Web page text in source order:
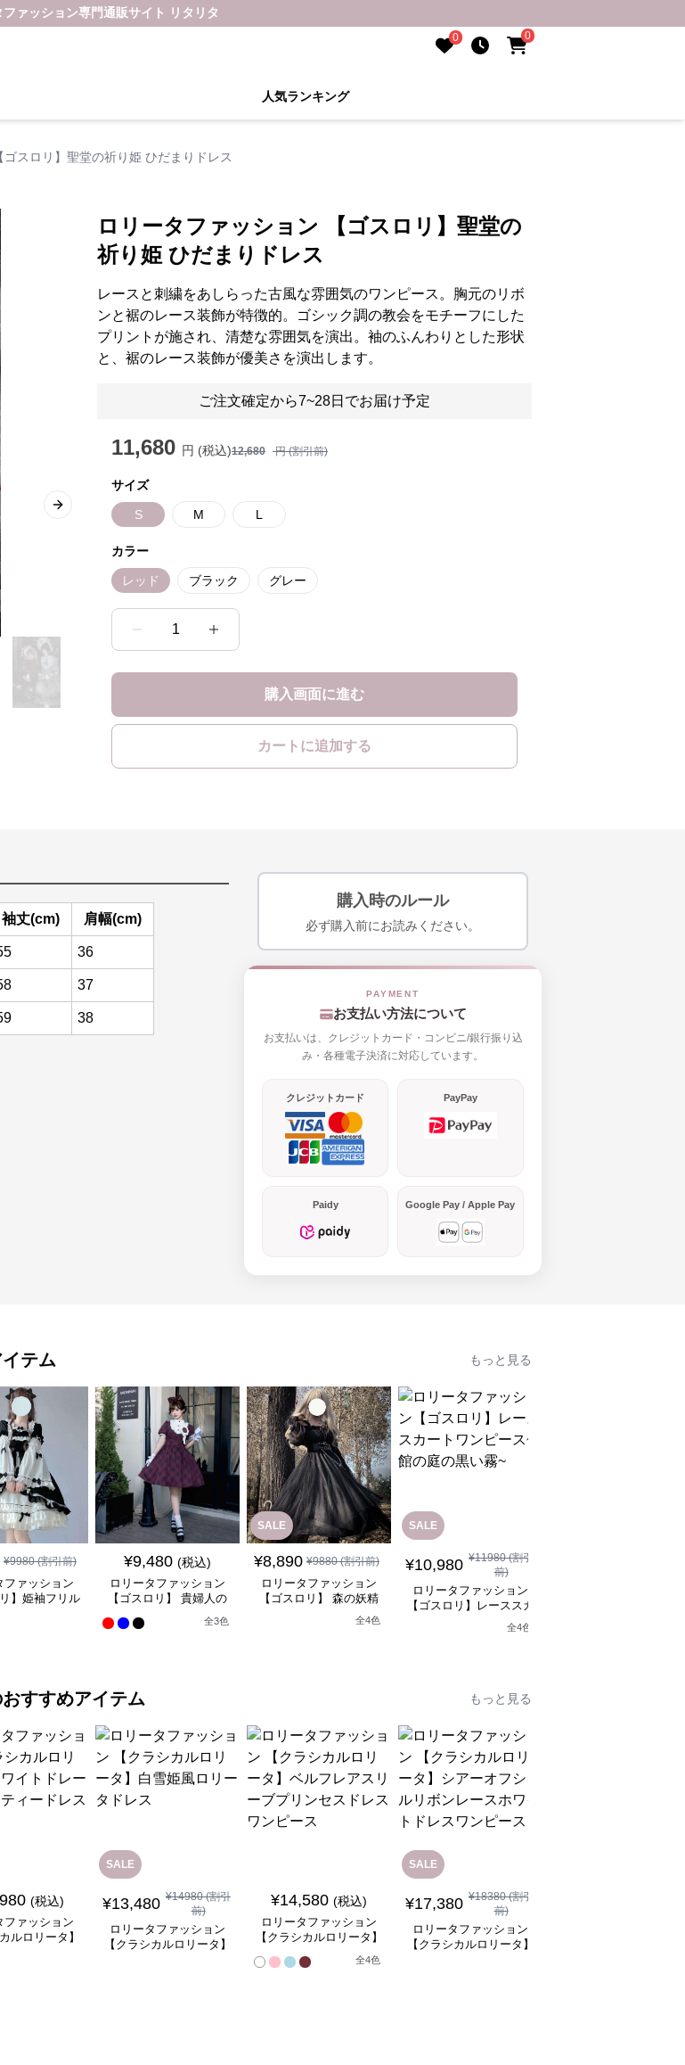
ファッション専門通販サイト リタリタ
0 0
人気ランキング
スロリ】聖堂の祈り姫 ひだまりドレス
Next slide
ロリータファッション 【ゴスロリ】聖堂の
祈り姫 ひだまりドレス
レースと刺繍をあしらった古風な雰囲気のワンピース。胸元のリボ
ンと裾のレース装飾が特徴的。ゴシック調の教会をモチーフにした
プリントが施され、清楚な雰囲気を演出。袖のふんわりとした形状
と、裾のレース装飾が優美さを演出します。
ご注文確定から7~28日でお届け予定
11,680 円 (税込)12,680 円 (割引前)
サイズ
S M L
カラー
レッド ブラック グレー
1
購入画面に進む
カートに追加する
袖丈(cm) 肩幅(cm)
36
37
38
購入時のルール
必ず購入前にお読みください。
お支払い方法について
お支払いは、クレジットカード・コンビニ/銀行振り込
み・各種電子決済に対応しています。
クレジットカード PayPay
Paidy Google Pay / Apple Pay
テム もっと見る
¥9980(割引前)
ファッション
リ】姫袖フリル
¥9,480 (税込)
ロリータファッション
【ゴスロリ】 貴婦人の
優雅なティータイムドレ
全3色
SALE
¥8,890 ¥9880(割引前)
ロリータファッション
【ゴスロリ】 森の妖精
風ゴシックロリータワン
全4色
SALE
¥10,980 ¥11980(割引
前)
ロリータファッション
【ゴスロリ】レーススカ
ートワンピース~館の庭
全4色
すすめアイテム もっと見る
(税込)
ファッション
ルロリータ】
SALE
¥13,480 ¥14980(割引
前)
ロリータファッション
【クラシカルロリータ】
¥14,580 (税込)
ロリータファッション
【クラシカルロリータ】
ベルフレアスリーブプリ
ンセスドレスワンピース
全4色
SALE
¥17,380 ¥18380(割引
前)
ロリータファッション
【クラシカルロリータ】